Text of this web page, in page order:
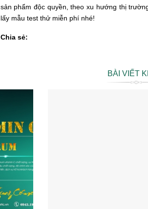
sản phẩm độc quyền, theo xu hướng thị
lấy mẫu test thử miễn phí nhé!
Chia sẻ:
BÀI VIẾT